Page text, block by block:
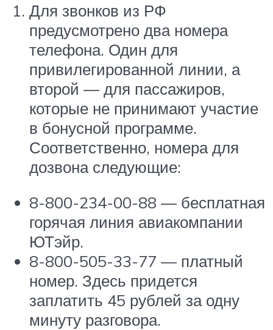
Для звонков из РФ
предусмотрено два номера
телефона. Один для
привилегированной линии, а
второй — для пассажиров,
которые не принимают участие
в бонусной программе.
Соответственно, номера для
дозвона следующие:
8-800-234-00-88 — бесплатная
горячая линия авиакомпании
ЮТэйр.
8-800-505-33-77 — платный
номер. Здесь придется
заплатить 45 рублей за одну
минуту разговора.